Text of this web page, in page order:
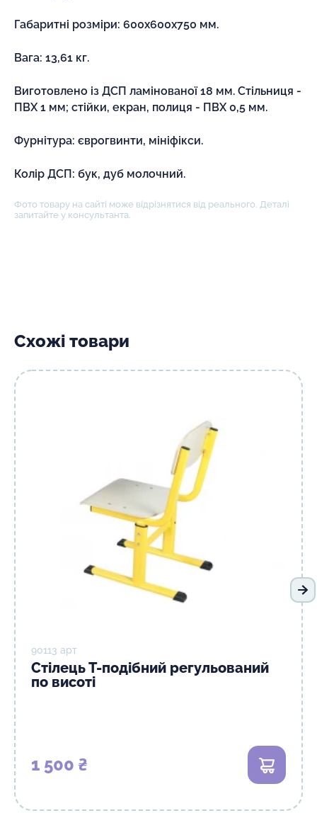
Габаритні розміри: 600х600х750 мм.
Вага: 13,61 кг.
Виготовлено із ДСП ламінованої 18 мм. Стільниця -
ПВХ 1 мм; стійки, екран, полиця - ПВХ 0,5 мм.
Фурнітура: єврогвинти, мініфікси.
Колір ДСП: бук, дуб молочний.
Фото товару на сайті може відрізнятися від реального. Деталі
запитайте у консультанта.
Схожі товари
90113 арт
Стілець Т-подібний регульований
по висоті
1 500 ₴ В кошик